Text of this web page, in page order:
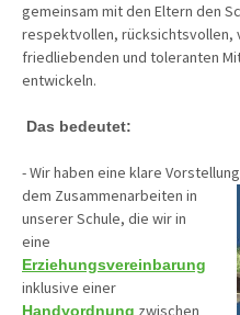
gemeinsam mit den Eltern den
respektvollen, rücksichtsvollen,
friedliebenden und toleranten
entwickeln.
Das bedeutet:
- Wir haben eine klare
dem Zusammenarbeiten in
unserer Schule, die wir in
eine
Erziehungsvereinbarung
inklusive einer
Handyordnung zwischen